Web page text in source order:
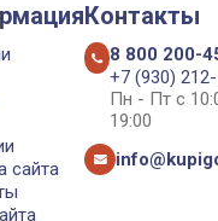
сайта
Контакты
8 800 200-
+7 (930)
Пн - Пт с
19:00